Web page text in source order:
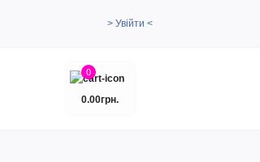
> Увійти <
0
0.00грн.